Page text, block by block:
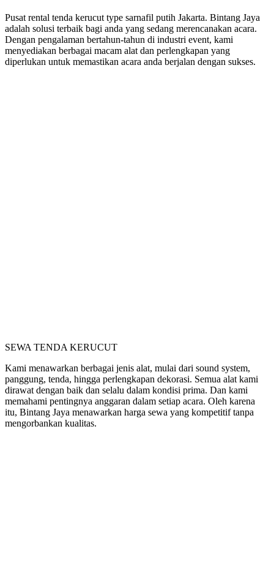
Pusat rental tenda kerucut type sarnafil putih Jakarta. Bintang Jaya
adalah solusi terbaik bagi anda yang sedang merencanakan acara.
Dengan pengalaman bertahun-tahun di industri event, kami
menyediakan berbagai macam alat dan perlengkapan yang
diperlukan untuk memastikan acara anda berjalan dengan sukses.
SEWA TENDA KERUCUT
Kami menawarkan berbagai jenis alat, mulai dari sound system,
panggung, tenda, hingga perlengkapan dekorasi. Semua alat kami
dirawat dengan baik dan selalu dalam kondisi prima. Dan kami
memahami pentingnya anggaran dalam setiap acara. Oleh karena
itu, Bintang Jaya menawarkan harga sewa yang kompetitif tanpa
mengorbankan kualitas.